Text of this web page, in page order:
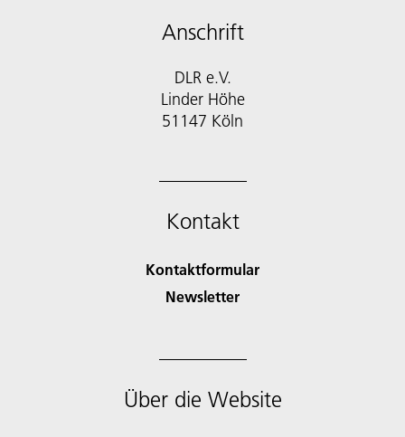
Anschrift
DLR e.V.
Linder Höhe
51147 Köln
Kontakt
Kontaktformular
Newsletter
Über die Website